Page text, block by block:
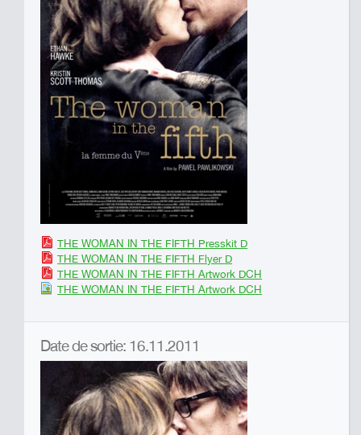
THE WOMAN IN THE FIFTH Presskit D
THE WOMAN IN THE FIFTH Flyer D
THE WOMAN IN THE FIFTH Artwork DCH
THE WOMAN IN THE FIFTH Artwork DCH
Date de sortie: 16.11.2011